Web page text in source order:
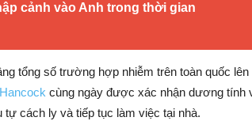
cảnh vào Anh trong thời gian
tổng số trường hợp nhiễm trên toàn quốc lên
cùng ngày được xác nhận dương tính
cách ly và tiếp tục làm việc tại nhà.